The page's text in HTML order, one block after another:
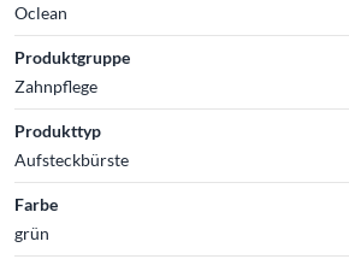
Oclean
Produktgruppe
Zahnpflege
Produkttyp
Aufsteckbürste
Farbe
grün